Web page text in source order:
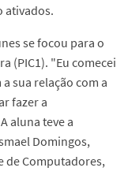
ativados.
se focou para o
(PIC1). "Eu comecei
sua relação com a
fazer a
aluna teve a
Domingos,
de Computadores,